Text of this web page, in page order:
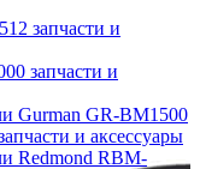
запчасти и
запчасти и
Gurman GR-BM1500
и аксессуары
Redmond RBM-